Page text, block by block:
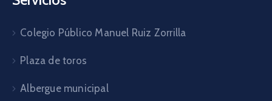
Colegio Público Manuel Ruiz Zorrilla
Plaza de toros
Albergue municipal